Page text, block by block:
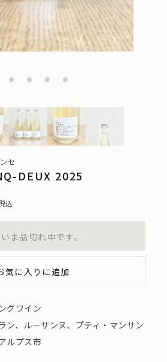
セ
DEUX 2025
込
ま品切れ中です。
気に入りに追加
グワイン
、ルーサンヌ、プティ・マンサン
ルプス市